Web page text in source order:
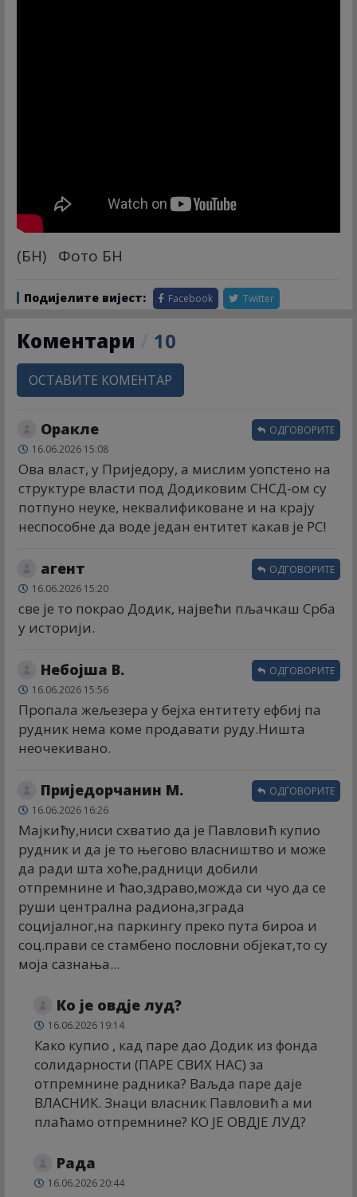
(БН) Фото БН
Подијелите вијест: Facebook Twitter
Коментари 10
ОСТАВИТЕ КОМЕНТАР
Оракле
16.06.2026 15:08
Ова власт, у Приједору, а мислим уопстено на
структуре власти под Додиковим СНСД-ом су
потпуно неуке, неквалификоване и на крају
неспособне да воде један ентитет какав је РС!
ОДГОВОРИТЕ
агент
16.06.2026 15:20
све је то покрао Додик, највећи пљачкаш Срба
у историји.
ОДГОВОРИТЕ
Небојша В.
16.06.2026 15:56
Пропала жељезера у бејха ентитету ефбиј па
рудник нема коме продавати руду.Ништа
неочекивано.
ОДГОВОРИТЕ
Приједорчанин М.
16.06.2026 16:26
Мајкићу,ниси схватио да је Павловић купио
рудник и да је то његово власништво и може
да ради шта хоће,радници добили
отпремнине и ћао,здраво,можда си чуо да се
руши централна радиона,зграда
социјалног,на паркингу преко пута бироа и
соц.прави се стамбено пословни објекат,то су
моја сазнања...
ОДГОВОРИТЕ
Ко је овдје луд?
16.06.2026 19:14
Како купио , кад паре дао Додик из фонда
солидарности (ПАРЕ СВИХ НАС) за
отпремнине радника? Ваљда паре даје
ВЛАСНИК. Знаци власник Павловић а ми
плаћамо отпремнине? КО ЈЕ ОВДЈЕ ЛУД?
Рада
16.06.2026 20:44